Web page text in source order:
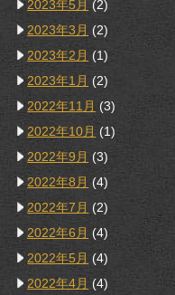
2023年5月 (2)
2023年3月 (2)
2023年2月 (1)
2023年1月 (2)
2022年11月 (3)
2022年10月 (1)
2022年9月 (3)
2022年8月 (4)
2022年7月 (2)
2022年6月 (4)
2022年5月 (4)
2022年4月 (4)